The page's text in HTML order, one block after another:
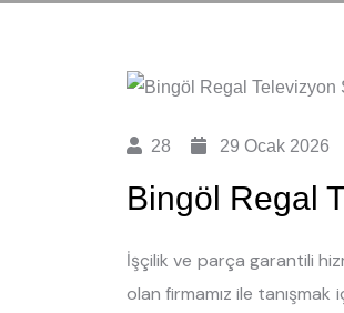
28 29 Ocak 2026
Bingöl Regal
İşçilik ve parça garantili
olan firmamız ile